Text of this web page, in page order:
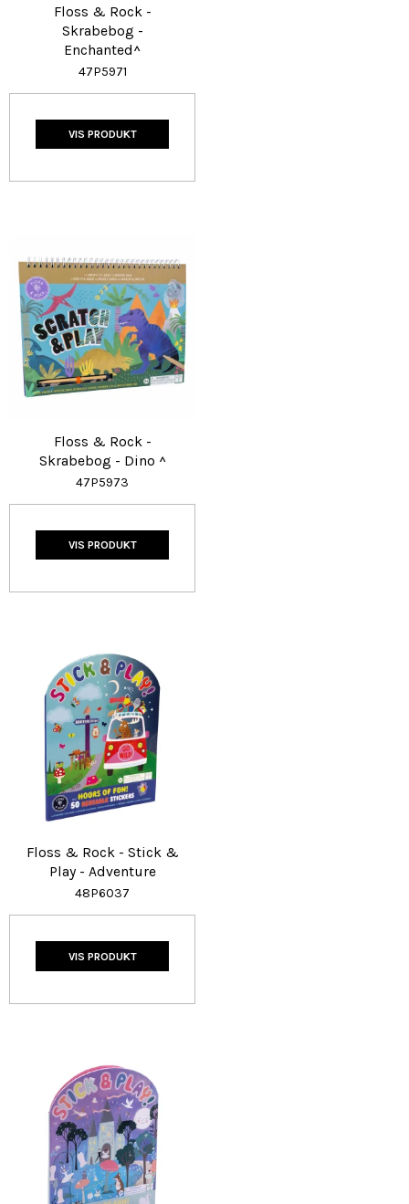
Floss & Rock -
Skrabebog -
Enchanted^
47P5971
VIS PRODUKT
Floss & Rock -
Skrabebog - Dino ^
47P5973
VIS PRODUKT
Floss & Rock - Stick &
Play - Adventure
48P6037
VIS PRODUKT